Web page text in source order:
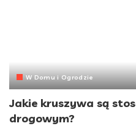
W Domu i Ogrodzie
Jakie kruszywa są
drogowym?